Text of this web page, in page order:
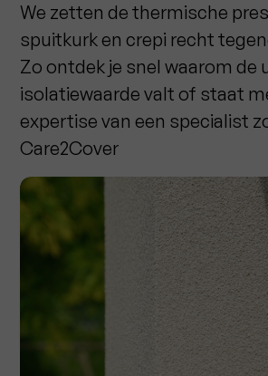
We zetten de thermische
spuitkurk en crepi recht
Zo ontdek je snel waarom de
isolatiewaarde valt of staat
expertise van een specialist
Care2Cover